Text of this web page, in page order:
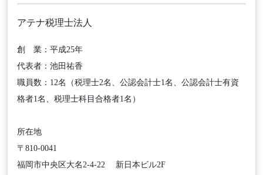
アテナ税理士法人
創 業：平成25年
代表者：池田祐香
職員数：12名（税理士2名、公認会計士1名、公認会計士有資
格者1名、税理士科目合格者1名）
所在地
〒810-0041
福岡市中央区大名2-4-22 新日本ビル2F